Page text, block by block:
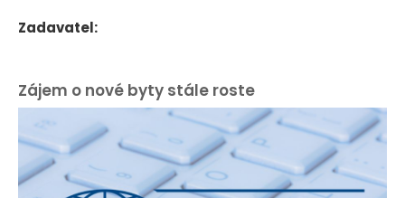
Zadavatel:
Zájem o nové byty stále roste